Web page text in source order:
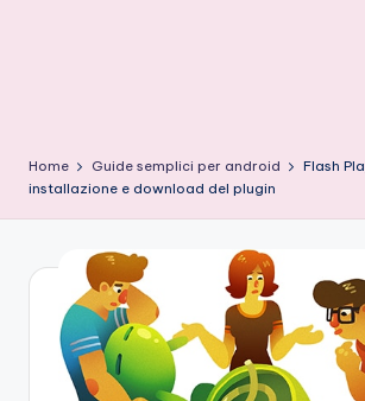
w
s
n
Home Guide semplici per android
Flash
installazione e download del plugin